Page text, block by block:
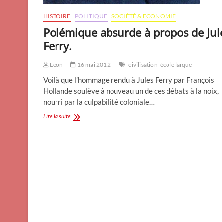
HISTOIRE POLITIQUE SOCIÉTÉ & ECONOMIE
Polémique absurde à propos de
Ferry.
Leon 16 mai 2012 civilisation école laïque
Voilà que l’hommage rendu à Jules Ferry par François
Hollande soulève à nouveau un de ces débats à la noix,
nourri par la culpabilité coloniale…
Lire la suitePolémique